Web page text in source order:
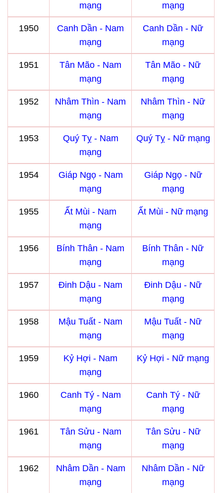
mạng
mạng
1950
Canh Dần - Nam
mạng
Canh Dần - Nữ
mạng
1951
Tân Mão - Nam
mạng
Tân Mão - Nữ
mạng
1952
Nhâm Thìn - Nam
mạng
Nhâm Thìn - Nữ
mạng
1953
Quý Tỵ - Nam
mạng
Quý Tỵ - Nữ mạng
1954
Giáp Ngọ - Nam
mạng
Giáp Ngọ - Nữ
mạng
1955
Ất Mùi - Nam
mạng
Ất Mùi - Nữ mạng
1956
Bính Thân - Nam
mạng
Bính Thân - Nữ
mạng
1957
Đinh Dậu - Nam
mạng
Đinh Dậu - Nữ
mạng
1958
Mậu Tuất - Nam
mạng
Mậu Tuất - Nữ
mạng
1959
Kỷ Hợi - Nam
mạng
Kỷ Hợi - Nữ mạng
1960
Canh Tý - Nam
mạng
Canh Tý - Nữ
mạng
1961
Tân Sửu - Nam
mạng
Tân Sửu - Nữ
mạng
1962
Nhâm Dần - Nam
mạng
Nhâm Dần - Nữ
mạng